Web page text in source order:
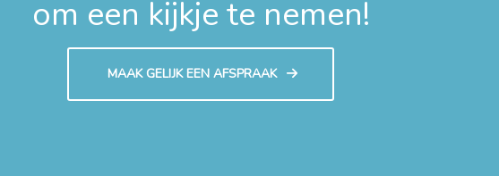
om een kijkje te nemen!
MAAK GELIJK EEN AFSPRAAK